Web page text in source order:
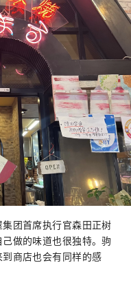
团首席执行官森田正树
做的味道也很独特。驹
商店也会有同样的感